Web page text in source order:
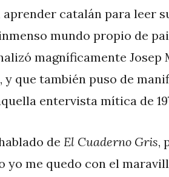
catalán para leer
mundo propio de
magníficamente Josep
, y que también puso de
entervista mítica de
de El Cuaderno Gris,
yo me quedo con el